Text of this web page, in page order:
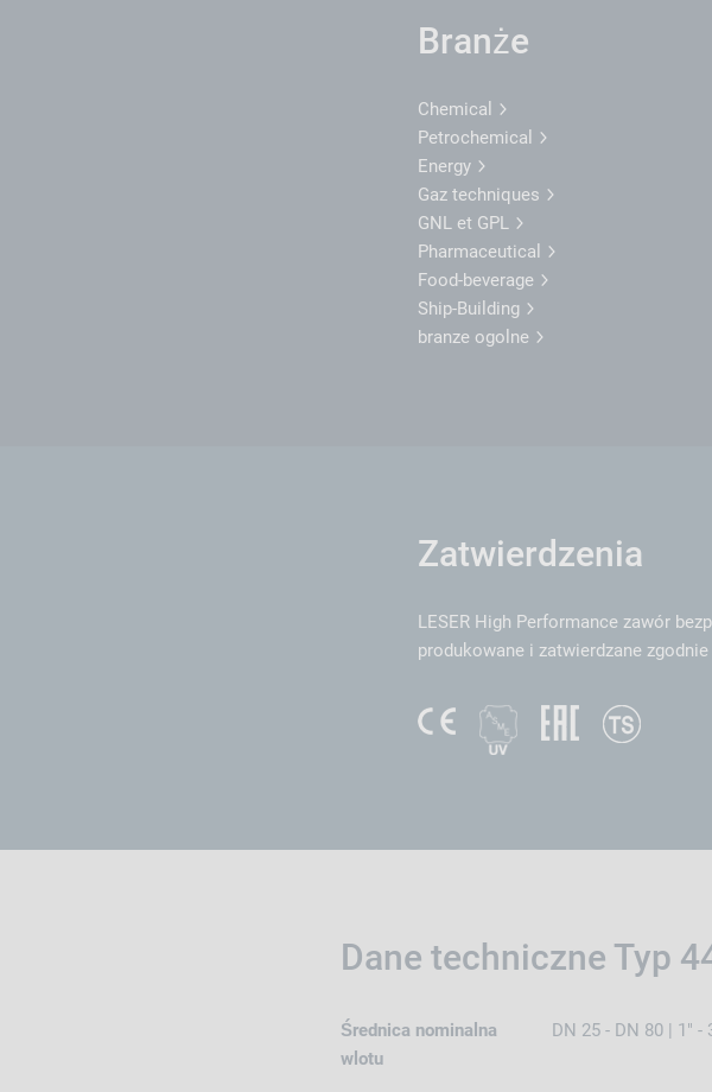
Branże
Chemical
Petrochemical
Energy
Gaz techniques
GNL et GPL
Pharmaceutical
Food-beverage
Ship-Building
branze ogolne
Zatwierdzenia
LESER High Performance zawór
produkowane i zatwierdzane
Dane techniczne Typ
Średnica nominalna
wlotu
DN 25 - DN 80 | 1" -